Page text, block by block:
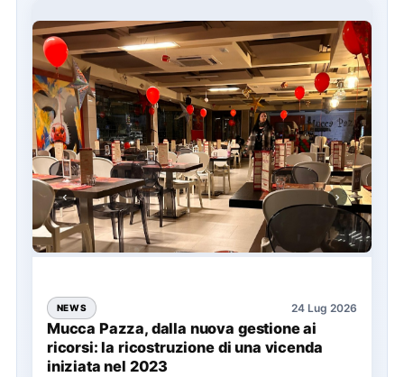
NEWS 24 Lug 2026
Mucca Pazza, dalla nuova gestione ai
ricorsi: la ricostruzione di una vicenda
iniziata nel 2023